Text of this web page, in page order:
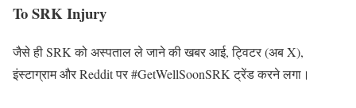
To SRK Injury
जैसे ही SRK को अस्पताल ले जाने की खबर आई, ट्विटर (अब X),
इंस्टाग्राम और Reddit पर #GetWellSoonSRK ट्रेंड करने लगा।